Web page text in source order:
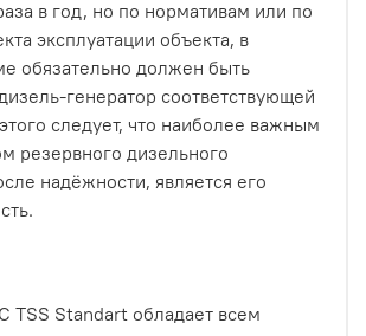
в год, но по нормативам или по
эксплуатации объекта, в
обязательно должен быть
генератор соответствующей
следует, что наиболее важным
резервного дизельного
надёжности, является его
TSS Standart обладает всем